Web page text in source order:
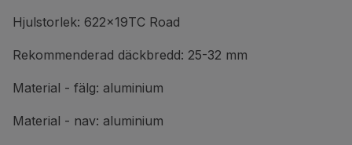
Hjulstorlek: 622x19TC Road
Rekommenderad däckbredd: 25-32 mm
Material - fälg: aluminium
Material - nav: aluminium